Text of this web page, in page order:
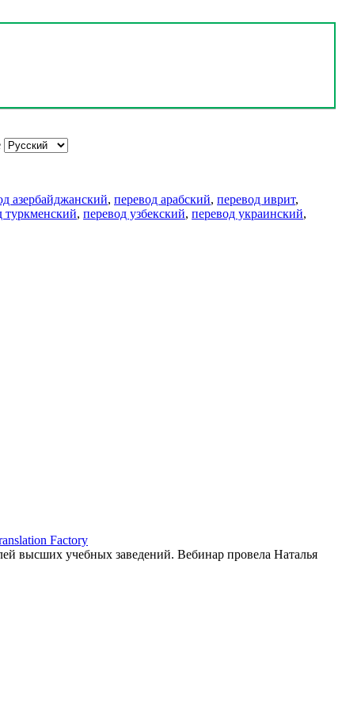
азербайджанский, перевод арабский, перевод иврит,
туркменский, перевод узбекский, перевод украинский,
Factory
высших учебных заведений. Вебинар провела Наталья